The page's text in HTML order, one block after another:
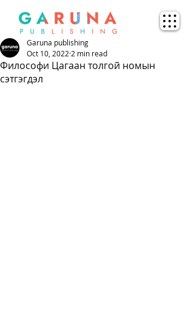
Философи Цагаан толгой номын
сэтгэгдэл
Garuna publishing
Oct 10, 2022 2 min read